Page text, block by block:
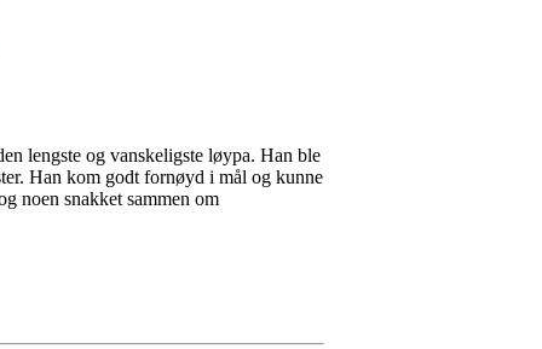
lengste og vanskeligste løypa. Han ble
Han kom godt fornøyd i mål og kunne
noen snakket sammen om